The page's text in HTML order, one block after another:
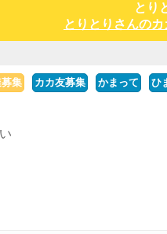
とり
とりとりさんの
集 カカ友募集 かまって ひ